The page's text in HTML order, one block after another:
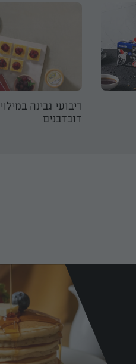
ריבועי גבינה במילוי
דובדבנים